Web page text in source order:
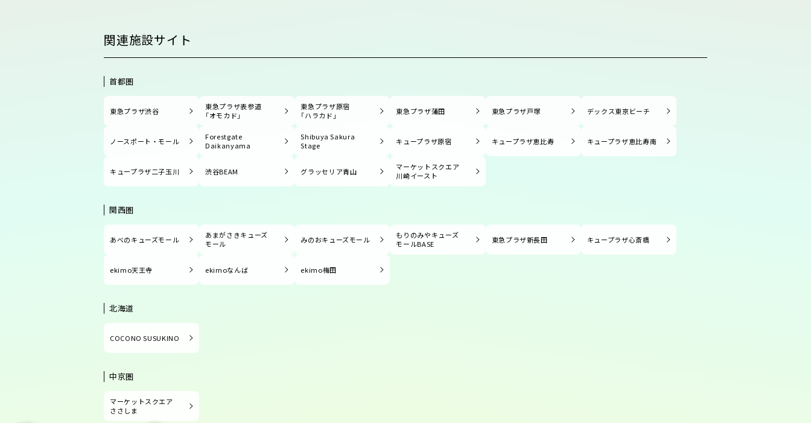
関連施設サイト
首都圏
東急プラザ渋谷
東急プラザ表参道
「オモカド」
東急プラザ原宿
「ハラカド」
東急プラザ蒲田 東急プラザ戸塚 デックス東京ビーチ
ノースポート・モール
Forestgate
Daikanyama
Shibuya Sakura
Stage
キュープラザ原宿 キュープラザ恵比寿 キュープラザ恵比寿南
キュープラザ二子玉川 渋谷BEAM グラッセリア青山
マーケットスクエア
川崎イースト
関西圏
あべのキューズモール
あまがさきキューズ
モール
みのおキューズモール
もりのみやキューズ
モールBASE
東急プラザ新長田 キュープラザ心斎橋
ekimo天王寺 ekimoなんば ekimo梅田
北海道
COCONO SUSUKINO
中京圏
マーケットスクエア
ささしま